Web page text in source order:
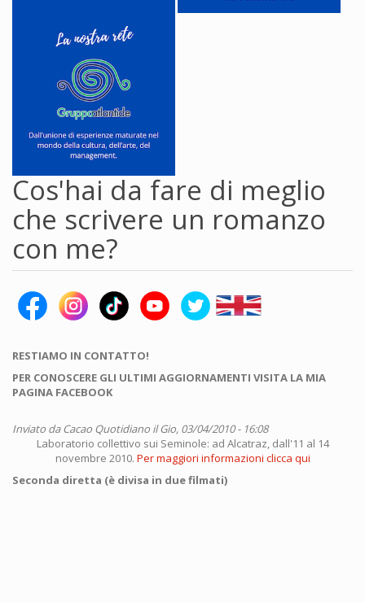
Cos'hai da fare di meglio
che scrivere un romanzo
con me?
RESTIAMO IN CONTATTO!
PER CONOSCERE GLI ULTIMI AGGIORNAMENTI VISITA LA MIA
PAGINA FACEBOOK
Inviato daCacao Quotidiano il Gio, 03/04/2010 - 16:08
Laboratorio collettivo sui Seminole: ad Alcatraz, dall'11 al 14
novembre 2010. Per maggiori informazioni clicca qui
Seconda diretta (è divisa in due filmati)